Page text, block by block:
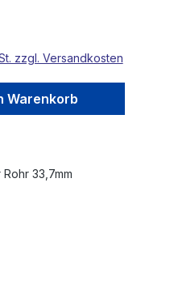
zzgl. Versandkosten
Warenkorb